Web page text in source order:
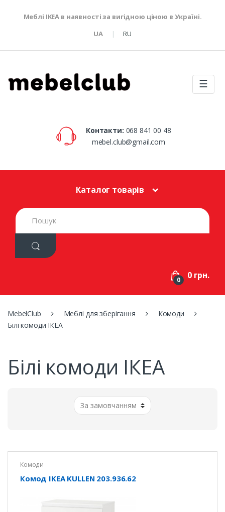
Меблі IKEA в наявності за вигідною ціною в Україні.
UA
RU
☰
Контакти: 068 841 00 48
mebel.club@gmail.com
Каталог товарів
S
e
h
:
0 0 грн.
MebelClub Меблі для зберігання
Комоди
Білі комоди ІКЕА
Білі комоди ІКЕА
Комоди
Комод IKEA KULLEN 203.936.62